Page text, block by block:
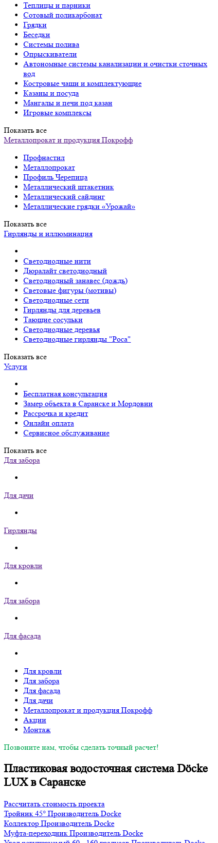
Теплицы и парники
Сотовый поликарбонат
Грядки
Беседки
Системы полива
Опрыскиватели
Автономные системы канализации и очистки сточных
вод
Костровые чаши и комплектующие
Казаны и посуда
Мангалы и печи под казан
Игровые комплексы
Показать все
Металлопрокат и продукция Покрофф
Профнастил
Металлопрокат
Профиль Черепица
Металлический штакетник
Металлический сайдинг
Металлические грядки «Урожай»
Показать все
Гирлянды и иллюминация
Светодиодные нити
Дюралайт светодиодный
Светодиодный занавес (дождь)
Световые фигуры (мотивы)
Светодиодные сети
Гирлянды для деревьев
Тающие сосульки
Светодиодные деревья
Светодиодные гирлянды "Роса"
Показать все
Услуги
Бесплатная консультация
Замер объекта в Саранске и Мордовии
Рассрочка и кредит
Онлайн оплата
Сервисное обслуживание
Показать все
Для забора
Для дачи
Гирлянды
Для кровли
Для забора
Для фасада
Для кровли
Для забора
Для фасада
Для дачи
Металлопрокат и продукция Покрофф
Акции
Монтаж
Позвоните нам, чтобы сделать точный расчет!
Пластиковая водосточная система Döcke
LUX в Саранске
Рассчитать стоимость проекта
Тройник 45° Производитель Docke
Коллектор Производитель Docke
Муфта-переходник Производитель Docke